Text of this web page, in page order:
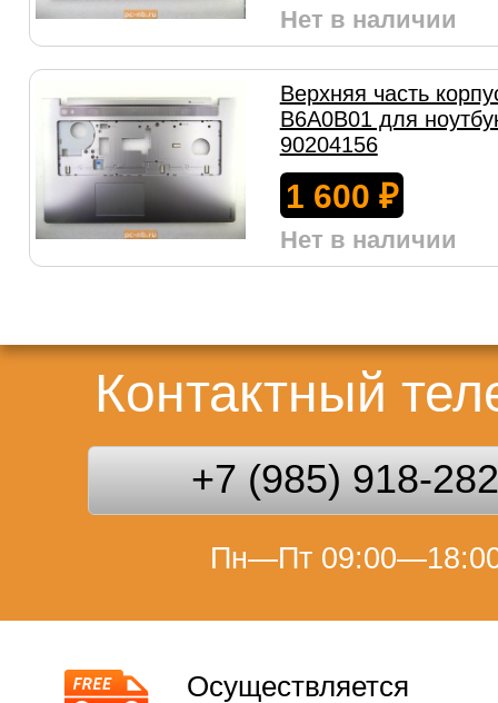
Нет в наличии
Верхняя часть
B6A0B01 для
90204156
1 600 ₽
Нет в наличии
Контактный
+7 (985) 918-
Пн—Пт
Осуществляется